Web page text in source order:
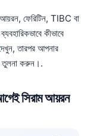
আয়রন, ফেরিটিন, TIBC বা
কীভাবে
তারপর আপনার
তুলনা করুন।.
সিরাম আয়রন